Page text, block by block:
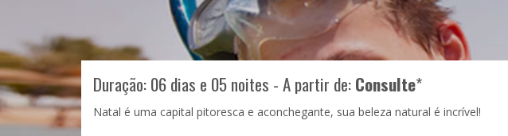
Duração: 06 dias e 05 noites - A partir de:Consulte*
Natal é uma capital pitoresca e aconchegante, sua beleza natural é incrível!